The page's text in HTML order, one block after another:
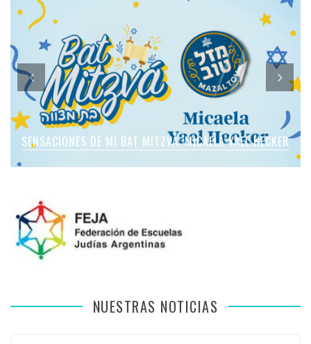
SENSACIONES DE MI BAT MITZVÁ: MICAELA YAEL HECKER
SENSACIONES DE MI BAT MITZVÁ: MARTINA SOL LEVY
SENSACIONES DE MI BAT MITZVÁ: MICAELA ROMANO
APFELBAUM
SENSACIONES DE MI BAT MITZVÁ: VIOLETA LIEBMAN
SENSACIONES EN MI BAR MITZVÁ: VITALI GUIDA
NUESTRAS NOTICIAS